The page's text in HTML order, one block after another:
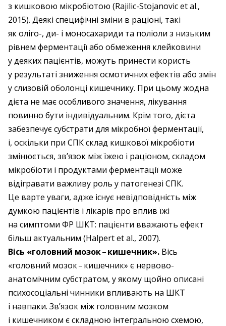
з кишковою мікробіотою (Rajilic-Stojanovic et al.,
2015). Деякі специфічні зміни в раціоні, такі
як оліго-, ди- і моносахариди та поліоли з низьким
рівнем ферментації або обмеження клейковини
у деяких пацієнтів, можуть принести користь
у результаті зниження осмотичних ефектів або змін
у слизовій оболонці кишечнику. При цьому жодна
дієта не має особливого значення, лікування
повинно бути індивідуальним. Крім того, дієта
забезпечує субстрати для мікробної ферментації,
і, оскільки при СПК склад кишкової мікробіоти
змінюється, зв’язок між їжею і раціоном, складом
мікробіоти і продуктами ферментації може
відігравати важливу роль у патогенезі СПК.
Це варте уваги, адже існує невідповідність між
думкою пацієнтів і лікарів про вплив їжі
на симптоми ФР ШКТ: пацієнти вважають ефект
більш актуальним (Halpert et al., 2007).
Вісь «головний мозок – ​кишечник». Вісь
«головний мозок – ​кишечник» є нервово-
анатомічним субстратом, у якому щойно описані
психосоціальні чинники впливають на ШКТ
і навпаки. Зв’язок між головним мозком
і кишечником є складною інтегральною схемою,